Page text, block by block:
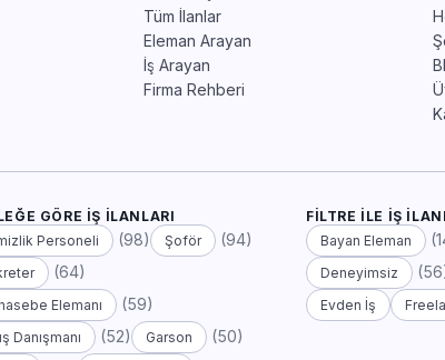
Tüm İlanlar
Eleman Arayan
İş Arayan
Firma Rehberi
GÖRE İŞ İLANLARI
Personeli
(98) Şoför (94)
(64)
Elemanı (59)
Danışmanı (52) Garson
(50)
FILTRE ILE İŞ
Bayan Eleman
Deneyimsiz
Evden İş